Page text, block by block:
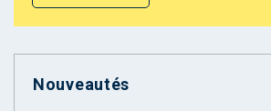
Nouveautés